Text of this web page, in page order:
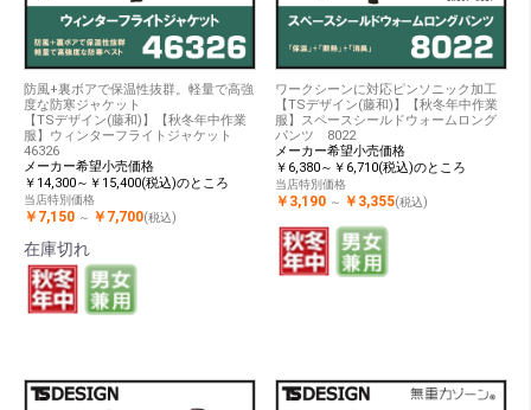
防風+裏ボアで保温性抜群。軽量で高強
度な防寒ジャケット
【TSデザイン(藤和)】【秋冬年中作業
服】ウィンターフライトジャケット
46326
メーカー希望小売価格
￥14,300～￥15,400(税込)のところ
当店特別価格
￥7,150 ～ ￥7,700(税込)
在庫切れ
ワークシーンに対応ピンソニック加工
【TSデザイン(藤和)】【秋冬年中作業
服】スペースシールドウォームロング
パンツ 8022
メーカー希望小売価格
￥6,380～￥6,710(税込)のところ
当店特別価格
￥3,190 ～ ￥3,355(税込)